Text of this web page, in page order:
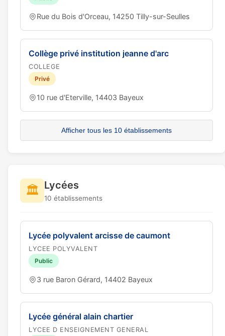
Rue du Bois d'Orceau, 14250 Tilly-sur-Seulles
Collège privé institution jeanne d'arc
COLLEGE
Privé
10 rue d'Eterville, 14403 Bayeux
Afficher tous les 10 établissements
🏛️ Lycées
10 établissements
Lycée polyvalent arcisse de caumont
LYCEE POLYVALENT
Public
3 rue Baron Gérard, 14402 Bayeux
Lycée général alain chartier
LYCEE D ENSEIGNEMENT GENERAL